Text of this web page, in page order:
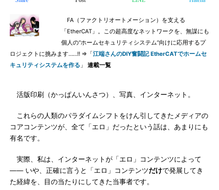
FA（ファクトリオートメーション）を支える
「EtherCAT」。この超高度なネットワークを、無謀にも
個人の“ホームセキュリティシステム”向けに応用するプ
ロジェクトに挑みます……!! ⇒「 江端さんのDIY奮闘記 EtherCATでホームセ
キュリティシステムを作る 」 連載一覧
活版印刷（かっぱんいんさつ）、写真、インターネット。
これらの人類のパラダイムシフトをけん引してきたメディアの
コアコンテンツが、全て「エロ」だったという話は、あまりにも
有名です。
実際、私は、インターネットが「エロ」コンテンツによって
―― いや、正確に言うと「エロ」コンテンツだけで発展してき
た経緯を、目の当たりにしてきた当事者です。